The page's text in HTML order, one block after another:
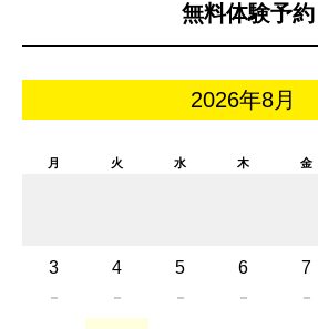
無料体験予約
2026年8月
月 火 水 木 金
3
－
4
－
5
－
6
－
7
－